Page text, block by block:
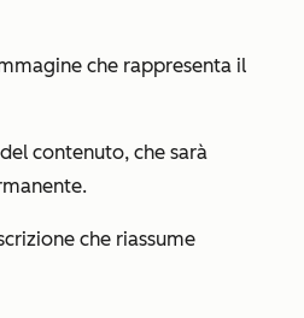
che rappresenta il
contenuto, che sarà
che riassume